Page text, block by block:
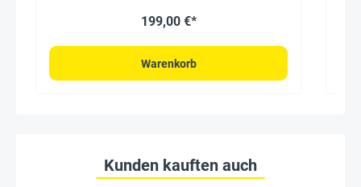
199,00 €*
Warenkorb
Kunden kauften auch